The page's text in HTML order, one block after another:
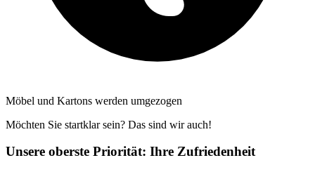
Möbel und Kartons werden umgezogen
Möchten Sie startklar sein? Das sind wir auch!
Unsere oberste Priorität: Ihre Zufriedenheit